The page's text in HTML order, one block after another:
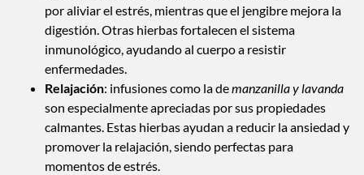
por aliviar el estrés, mientras que el jengibre mejora la
digestión. Otras hierbas fortalecen el sistema
inmunológico, ayudando al cuerpo a resistir
enfermedades.
Relajación: infusiones como la demanzanilla y lavanda
son especialmente apreciadas por sus propiedades
calmantes. Estas hierbas ayudan a reducir la ansiedad y
promover la relajación, siendo perfectas para
momentos de estrés.